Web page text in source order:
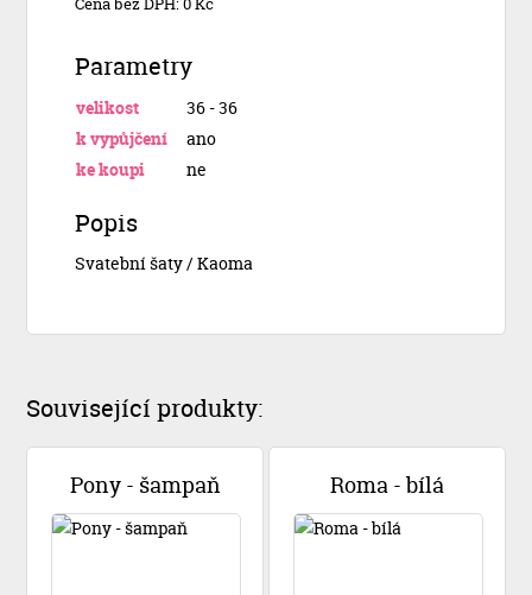
Cena bez DPH: 0 Kč
Parametry
velikost
36 - 36
k vypůjčení
ano
ke koupi
ne
Popis
Svatební šaty / Kaoma
Související produkty:
Pony - šampaň Roma - bílá